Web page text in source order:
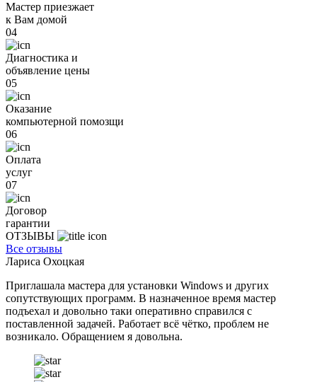
Мастер приезжает
к Вам домой
04
Диагностика и
объявление цены
05
Оказание
компьютерной помозщи
06
Оплата
услуг
07
Договор
гарантии
ОТЗЫВЫ
Все отзывы
Лариса Охоцкая
Приглашала мастера для установки Windows и других
сопутствующих программ. В назначенное время мастер
подъехал и довольно таки оперативно справился с
поставленной задачей. Работает всё чётко, проблем не
возникало. Обращением я довольна.